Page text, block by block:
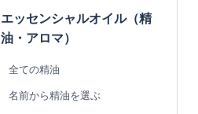
エッセンシャルオイル（精
油・アロマ）
全ての精油
名前から精油を選ぶ